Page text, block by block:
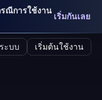
ณีการใช้งาน
เริ่มกันเลย
ะบบ เริ่มต้นใช้งาน